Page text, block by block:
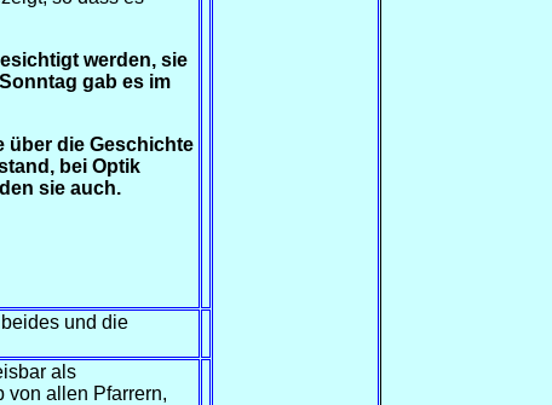
werden, sie
gab es im
über die Geschichte
bei Optik
sie auch.
und die
als
von allen Pfarrern,